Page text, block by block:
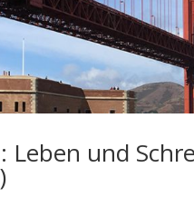
Leben und